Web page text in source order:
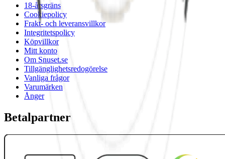
18-årsgräns
Cookiepolicy
Frakt- och leveransvillkor
Integritetspolicy
Köpvillkor
Mitt konto
Om Snuset.se
Tillgänglighetsredogörelse
Vanliga frågor
Varumärken
Ånger
Betalpartner